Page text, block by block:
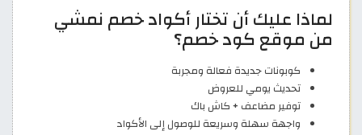
لماذا عليك أن تختار أكواد خصم نمشي
من موقع كود خصم؟
كوبونات جديدة فعالة ومجربة
تحديث يومي للعروض
توفير مضاعف + كاش باك
واجهة سهلة وسريعة للوصول إلى الأكواد